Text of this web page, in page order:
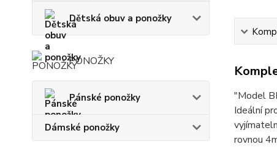
Dětská obuv a ponožky
PONOŽKY
Pánské ponožky
Dámské ponožky
"Model
Ideální
rovnou